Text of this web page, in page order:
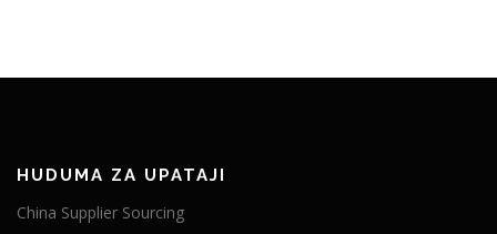
HUDUMA ZA UPATAJI
China Supplier Sourcing